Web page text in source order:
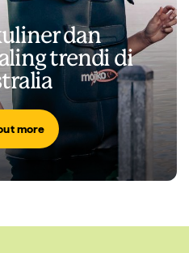
dan
trendi di
more